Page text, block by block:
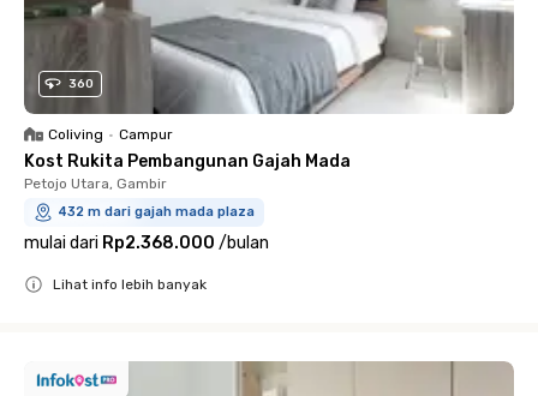
360
Coliving • Campur
Kost Rukita Pembangunan Gajah Mada
Petojo Utara, Gambir
432 m dari gajah mada plaza
mulai dari Rp2.368.000 /bulan
Lihat info lebih banyak